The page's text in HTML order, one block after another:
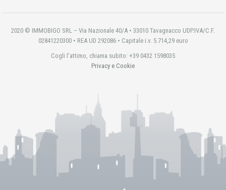
2020 © IMMOBIGO SRL – Via Nazionale 40/A • 33010 Tavagnacco UDP.IVA/C.F.
02841220300 • REA UD 292086 • Capitale i.v. 5.714,29 euro
Cogli l'attimo, chiama subito: +39 0432 1598035
Privacy e Cookie